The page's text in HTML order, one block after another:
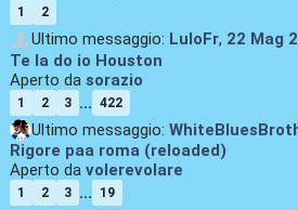
1 2
Ultimo messaggio: LuloFr, 22 Mag
Te la do io Houston
Aperto da sorazio
1 2 3 ... 422
Ultimo messaggio:
Rigore paa roma (reloaded)
Aperto da volerevolare
1 2 3 ... 19